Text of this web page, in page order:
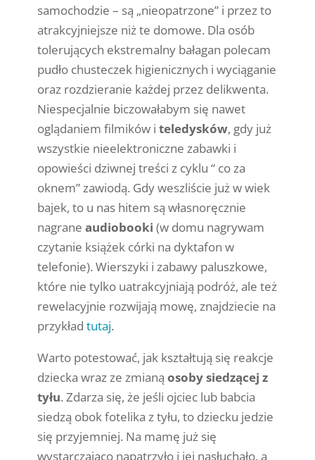
samochodzie – są „nieopatrzone” i przez to
atrakcyjniejsze niż te domowe. Dla osób
tolerujących ekstremalny bałagan polecam
pudło chusteczek higienicznych i wyciąganie
oraz rozdzieranie każdej przez delikwenta.
Niespecjalnie biczowałabym się nawet
oglądaniem filmików iteledysków, gdy już
wszystkie nieelektroniczne zabawki i
opowieści dziwnej treści z cyklu “ co za
oknem” zawiodą. Gdy weszliście już w wiek
bajek, to u nas hitem są własnoręcznie
nagraneaudiobooki (w domu nagrywam
czytanie książek córki na dyktafon w
telefonie). Wierszyki i zabawy paluszkowe,
które nie tylko uatrakcyjniają podróż, ale też
rewelacyjnie rozwijają mowę, znajdziecie na
przykładtutaj.
Warto potestować, jak kształtują się reakcje
dziecka wraz ze zmianąosoby siedzącej z
tyłu. Zdarza się, że jeśli ojciec lub babcia
siedzą obok fotelika z tyłu, to dziecku jedzie
się przyjemniej. Na mamę już się
wystarczająco napatrzyło i jej nasłuchało, a